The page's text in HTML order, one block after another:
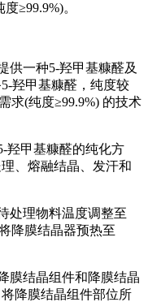
≥99.9%)。
供一种5‑羟甲基糠醛及
羟甲基糠醛，纯度较
求(纯度≥99.9%) 的技术
羟甲基糠醛的纯化方
、熔融结晶、发汗和
处理物料温度调整至
降膜结晶器预热至
膜结晶组件和降膜结晶
降膜结晶组件部位所